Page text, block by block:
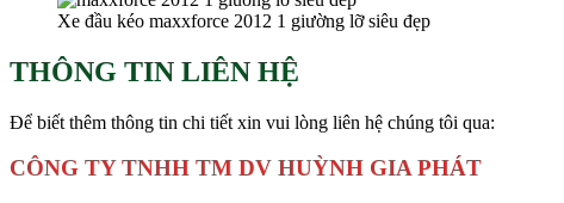
Xe đầu kéo maxxforce 2012 1 giường lỡ siêu đẹp
THÔNG TIN LIÊN HỆ
Để biết thêm thông tin chi tiết xin vui lòng liên hệ chúng tôi qua:
CÔNG TY TNHH TM DV HUỲNH GIA PHÁT